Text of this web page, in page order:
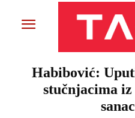
Habibović:
stučnjacima iz